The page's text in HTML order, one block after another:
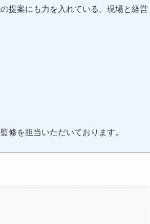
提案にも力を入れている。現場と経営
修を担当いただいております。